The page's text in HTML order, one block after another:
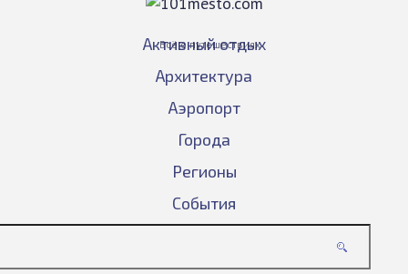
Всё о путешествиях
Активный отдых
Архитектура
Аэропорт
Города
Регионы
События